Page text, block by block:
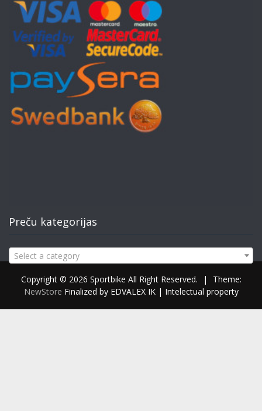
Preču kategorijas
Select a category
Copyright © 2026 Sportbike All Right Reserved. |
Theme:
NewStore Finalized by EDVALEX IK | Intelectual property